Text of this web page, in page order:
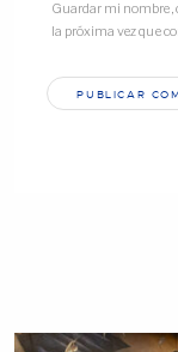
Guardar mi nombre,
la próxima vez que